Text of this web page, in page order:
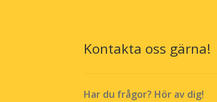
Kontakta oss gärna!
Har du frågor? Hör av dig!